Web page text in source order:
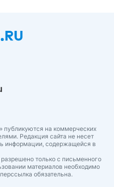
публикуются на коммерческих
Редакция сайта не несет
информации, содержащейся в
только с письменного
материалов необходимо
обязательна.